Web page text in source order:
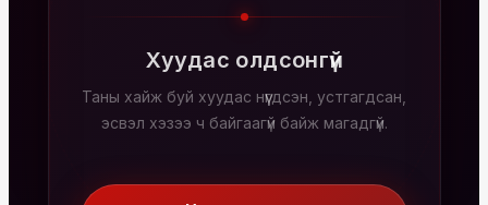
Хуудас олдсонгүй
Таны хайж буй хуудас нүүгдсэн, устгагдсан,
эсвэл хэзээ ч байгаагүй байж магадгүй.